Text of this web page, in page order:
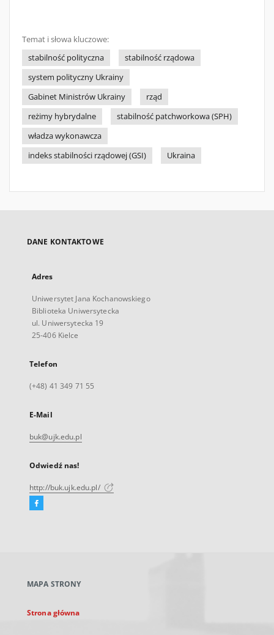
Temat i słowa kluczowe:
stabilność polityczna
stabilność rządowa
system polityczny Ukrainy
Gabinet Ministrów Ukrainy
rząd
reżimy hybrydalne
stabilność patchworkowa (SPH)
władza wykonawcza
indeks stabilności rządowej (GSI)
Ukraina
DANE KONTAKTOWE
Adres
Uniwersytet Jana Kochanowskiego
Biblioteka Uniwersytecka
ul. Uniwersytecka 19
25-406 Kielce
Telefon
(+48) 41 349 71 55
E-Mail
buk@ujk.edu.pl
Odwiedź nas!
http://buk.ujk.edu.pl/
Facebook
karcie
MAPA STRONY
Strona główna